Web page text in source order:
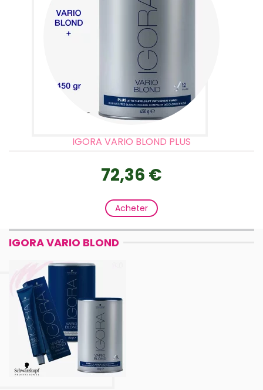
IGORA VARIO BLOND PLUS
72,36 €
Acheter
IGORA VARIO BLOND